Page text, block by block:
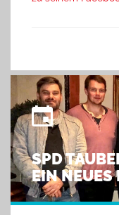
SPD
EIN NEUES